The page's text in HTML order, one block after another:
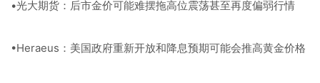
•光大期货：后市金价可能难摆拖高位震荡甚至再度偏弱行情
•Heraeus：美国政府重新开放和降息预期可能会推高黄金价格